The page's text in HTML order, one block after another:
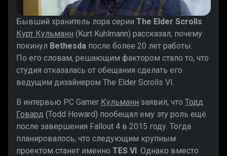
Бывший хранитель лора серии The Elder Scrolls
Курт Кульманн (Kurt Kuhlmann) рассказал, почему
покинул Bethesda после более 20 лет работы.
По его словам, решающим фактором стало то, что
студия отказалась от обещания сделать его
ведущим дизайнером The Elder Scrolls VI.
В интервью PC Gamer Кульманн заявил, что Тодд
Говард (Todd Howard) пообещал ему эту роль ещё
после завершения Fallout 4 в 2015 году. Тогда
планировалось, что следующим крупным
проектом станет именно TES VI. Однако вместо